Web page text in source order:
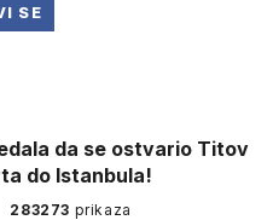
SE
da se ostvario Titov
do Istanbula!
283273 prikaza